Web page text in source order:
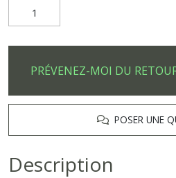
PRÉVENEZ-MOI DU
POSER UNE
Description